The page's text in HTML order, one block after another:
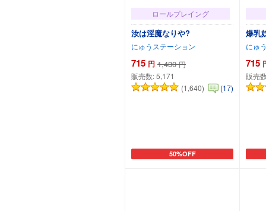
ロールプレイング
汝は淫魔なりや?
にゅうステーション
715 円 1,430 円
販売数:5,171
(1,640)
(17)
50%OFF
カートに追加
爆乳
にゅ
715
販売